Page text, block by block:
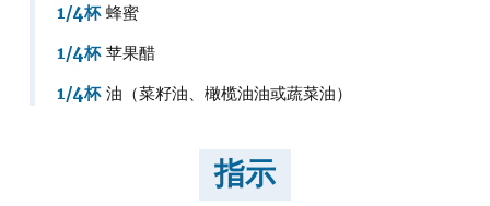
1/4杯蜂蜜
1/4杯 苹果醋
1/4杯 油（菜籽油、橄榄油油或蔬菜油）
指示